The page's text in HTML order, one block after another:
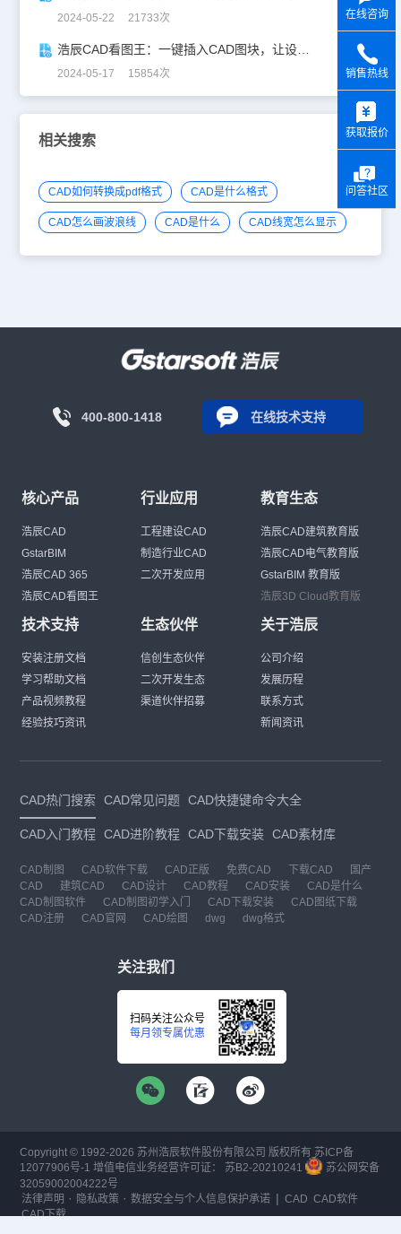
2024-05-22 21733次
浩辰CAD看图王：一键插入CAD图块，让设计更高效！
2024-05-17 15854次
相关搜索
CAD如何转换成pdf格式 CAD是什么格式
CAD怎么画波浪线 CAD是什么 CAD线宽怎么显示
400-800-1418 在线技术支持
核心产品
浩辰CAD
GstarBIM
浩辰CAD 365
浩辰CAD看图王
行业应用
工程建设CAD
制造行业CAD
二次开发应用
教育生态
浩辰CAD建筑教育版
浩辰CAD电气教育版
GstarBIM 教育版
浩辰3D Cloud教育版
技术支持
安装注册文档
学习帮助文档
产品视频教程
经验技巧资讯
生态伙伴
信创生态伙伴
二次开发生态
渠道伙伴招募
关于浩辰
公司介绍
发展历程
联系方式
新闻资讯
CAD热门搜索 CAD常见问题 CAD快捷键命令大全
CAD入门教程 CAD进阶教程 CAD下载安装 CAD素材库
CAD制图 CAD软件下载 CAD正版 免费CAD 下载CAD
国产
CAD
建筑CAD CAD设计 CAD教程 CAD安装
CAD是什么
CAD制图软件
CAD制图初学入门 CAD下载安装
CAD图纸下载
CAD注册
CAD官网 CAD绘图 dwg dwg格式
关注我们
扫码关注公众号
每月领专属优惠
Copyright © 1992-2026 苏州浩辰软件股份有限公司 版权所有 苏ICP备
12077906号-1 增值电信业务经营许可证： 苏B2-20210241
苏公网安备
32059002004222号
法律声明 · 隐私政策 ·数据安全与个人信息保护承诺 | CAD CAD软件
CAD下载
在线咨询
销售热线
获取报价
问答社区